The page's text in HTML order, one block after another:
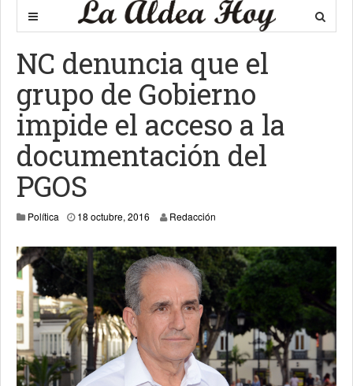
NC denuncia que el
grupo de Gobierno
impide el acceso a la
documentación del
PGOS
Política 18 octubre, 2016 23 octubre, 2016
Redacción